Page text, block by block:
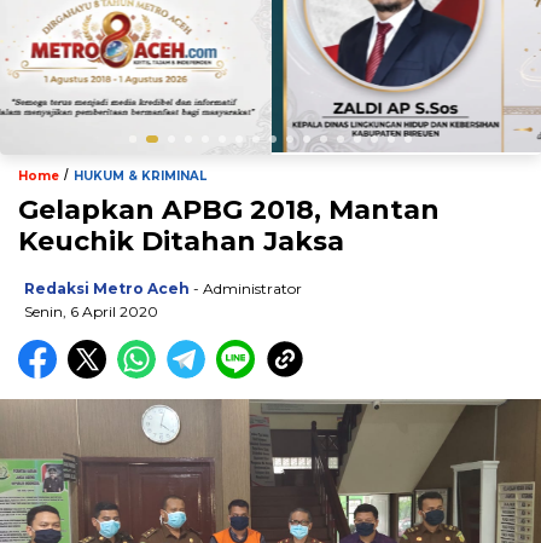
Home / HUKUM & KRIMINAL
Gelapkan APBG 2018, Mantan
Keuchik Ditahan Jaksa
Redaksi Metro Aceh - Administrator
Senin, 6 April 2020